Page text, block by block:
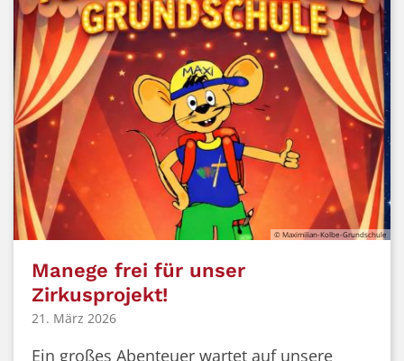
© Maximilian-Kolbe-Grundschule
Manege frei für unser
Zirkusprojekt!
21. März 2026
Ein großes Abenteuer wartet auf unsere